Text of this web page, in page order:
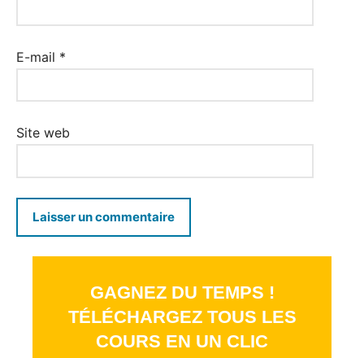
E-mail *
Site web
GAGNEZ DU TEMPS !
TÉLÉCHARGEZ TOUS LES
COURS EN UN CLIC